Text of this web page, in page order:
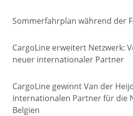
Sommerfahrplan während der
CargoLine erweitert Netzwerk:
neuer internationaler Partner
CargoLine gewinnt Van der
internationalen Partner für die
Belgien